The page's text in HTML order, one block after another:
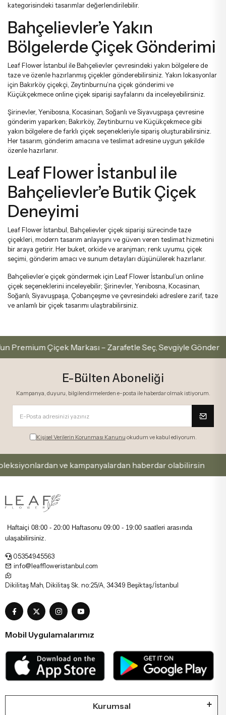
kategorisindeki tasarımlar değerlendirilebilir.
Bahçelievler’e Yakın
Bölgelerde Çiçek Gönderimi
Leaf Flower İstanbul ile Bahçelievler çevresindeki yakın bölgelere de
taze ve özenle hazırlanmış çiçekler gönderebilirsiniz. Yakın lokasyonlar
için Bakırköy çiçekçi Zeytinburnu’na çiçek gönderimi ve
Küçükçekmece online çiçek siparişi sayfalarını da inceleyebilirsiniz.
Şirinevler, Yenibosna, Kocasinan, Soğanlı ve Siyavuşpaşa çevresine
gönderim yaparken; Bakırköy, Zeytinburnu ve Küçükçekmece gibi
yakın bölgelere de farklı çiçek seçenekleriyle sipariş oluşturabilirsiniz.
Her tasarım, gönderim amacına ve teslimat adresine uygun şekilde
özenle hazırlanır.
Leaf Flower İstanbul ile
Bahçelievler’e Butik Çiçek
Deneyimi
Leaf Flower İstanbul, Bahçelievler çiçek siparişi sürecinde taze
çiçekleri, modern tasarım anlayışını ve güven veren teslimat hizmetini
bir araya getirir. Her buket, orkide ve aranjman; renk uyumu, çiçek
seçimi, gönderim amacı ve sunum detayları düşünülerek hazırlanır.
Bahçelievler’e çiçek göndermek için Leaf Flower İstanbul’un online
çiçek seçeneklerini inceleyebilir; Şirinevler, Yenibosna, Kocasinan,
Soğanlı, Siyavuşpaşa, Çobançeşme ve çevresindeki adreslere zarif, taze
ve anlamlı bir çiçek tasarımı ulaştırabilirsiniz.
Çiçek Markası – Zarafetle Seç, Sevgiyle Gönder
E-Bülten Aboneliği
Kampanya, duyuru, bilgilendirmelerden e-posta ile haberdar olmak istiyorum.
Kişisel Verilerin Korunması Kanunu okudum ve kabul ediyorum.
ve kampanyalardan haberdar olabilirsin
Haftaiçi 08:00 - 20:00 Haftasonu 09:00 - 19:00 saatleri arasında
ulaşabilirsiniz.
05354945563
info@leaffloweristanbul.com
Dikilitaş Mah, Dikilitaş Sk. no:25/A, 34349 Beşiktaş/İstanbul
Mobil Uygulamalarımız
Kurumsal